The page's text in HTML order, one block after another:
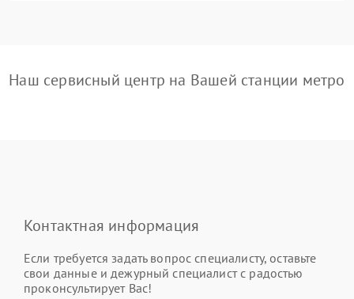
Наш сервисный центр на Вашей станции метро
Контактная информация
Если требуется задать вопрос специалисту, оставьте
свои данные и дежурный специалист с радостью
проконсультирует Вас!